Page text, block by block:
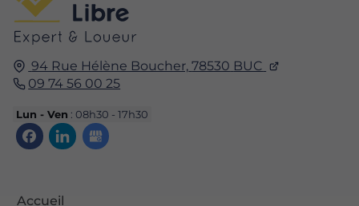
94 Rue Hélène Boucher, 78530 BUC
09 74 56 00 25
Lun - Ven : 08h30 - 17h30
Accueil